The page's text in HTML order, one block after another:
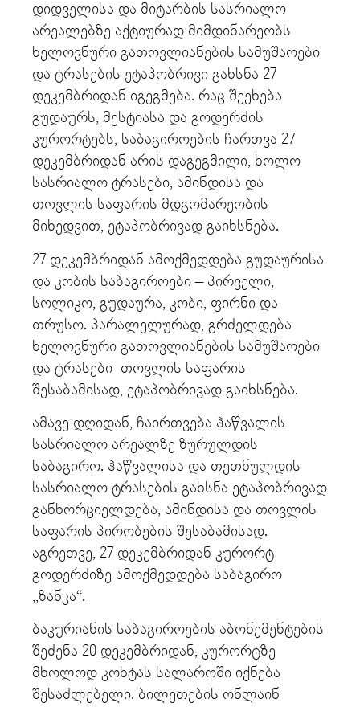
დიდველისა და მიტარბის სასრიალო
არეალებზე აქტიურად მიმდინარეობს
ხელოვნური გათოვლიანების სამუშაოები
და ტრასების ეტაპობრივი გახსნა 27
დეკემბრიდან იგეგმება. რაც შეეხება
გუდაურს, მესტიასა და გოდერძის
კურორტებს, საბაგიროების ჩართვა 27
დეკემბრიდან არის დაგეგმილი, ხოლო
სასრიალო ტრასები, ამინდისა და
თოვლის საფარის მდგომარეობის
მიხედვით, ეტაპობრივად გაიხსნება.
27 დეკემბრიდან ამოქმედდება გუდაურისა
და კობის საბაგიროები – პირველი,
სოლიკო, გუდაურა, კობი, ფირნი და
თრუსო. პარალელურად, გრძელდება
ხელოვნური გათოვლიანების სამუშაოები
და ტრასები თოვლის საფარის
შესაბამისად, ეტაპობრივად გაიხსნება.
ამავე დღიდან, ჩაირთვება ჰაწვალის
სასრიალო არეალზე ზურულდის
საბაგირო. ჰაწვალისა და თეთნულდის
სასრიალო ტრასების გახსნა ეტაპობრივად
განხორციელდება, ამინდისა და თოვლის
საფარის პირობების შესაბამისად.
აგრეთვე, 27 დეკემბრიდან კურორტ
გოდერძიზე ამოქმედდება საბაგირო
,,ზანკა“.
ბაკურიანის საბაგიროების აბონემენტების
შეძენა 20 დეკემბრიდან, კურორტზე
მხოლოდ კოხტას სალაროში იქნება
შესაძლებელი. ბილეთების ონლაინ